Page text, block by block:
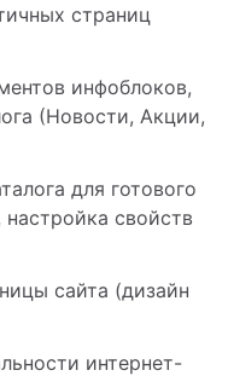
страниц
инфоблоков,
(Новости, Акции,
для готового
свойств
сайта (дизайн
интернет-